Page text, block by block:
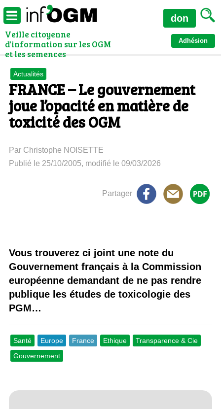
Veille citoyenne
d'information sur les OGM
et les semences
Adhésion
don
Actualités
FRANCE – Le gouvernement
joue l’opacité en matière de
toxicité des OGM
Par Christophe NOISETTE
Publié le 25/10/2005, modifié le 09/03/2026
Partager
Vous trouverez ci joint une note du
Gouvernement français à la Commission
européenne demandant de ne pas rendre
publique les études de toxicologie des
PGM…
Santé Europe France Ethique
Transparence & Cie
Gouvernement